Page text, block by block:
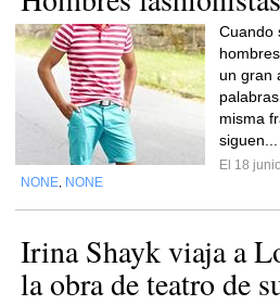
Cuando
un gran
misma
siguen...
El 18
NONE NONE
Irina Shayk viaja a
la obra de teatro de